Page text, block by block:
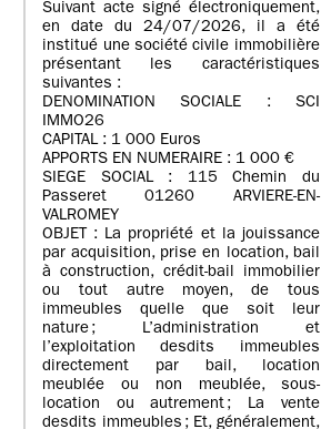
Suivant acte signé électroniquement,
en date du 24/07/2026, il a été
institué une société civile immobilière
présentant les caractéristiques
suivantes :
DENOMINATION SOCIALE : SCI
IMMO26
CAPITAL : 1 000 Euros
APPORTS EN NUMERAIRE : 1 000 €
SIEGE SOCIAL : 115 Chemin du
Passeret 01260 ARVIERE-EN-
VALROMEY
OBJET : La propriété et la jouissance
par acquisition, prise en location, bail
à construction, crédit-bail immobilier
ou tout autre moyen, de tous
immeubles quelle que soit leur
nature ; L’administration et
l’exploitation desdits immeubles
directement par bail, location
meublée ou non meublée, sous-
location ou autrement ; La vente
desdits immeubles ; Et, généralement,